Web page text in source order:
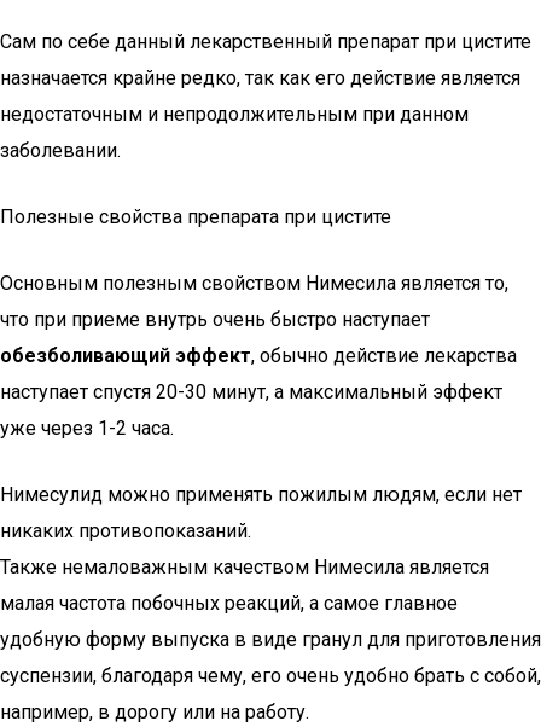
Сам по себе данный лекарственный препарат при цистите
назначается крайне редко, так как его действие является
недостаточным и непродолжительным при данном
заболевании.
Полезные свойства препарата при цистите
Основным полезным свойством Нимесила является то,
что при приеме внутрь очень быстро наступает
обезболивающий эффект, обычно действие лекарства
наступает спустя 20-30 минут, а максимальный эффект
уже через 1-2 часа.
Нимесулид можно применять пожилым людям, если нет
никаких противопоказаний.
Также немаловажным качеством Нимесила является
малая частота побочных реакций, а самое главное
удобную форму выпуска в виде гранул для приготовления
суспензии, благодаря чему, его очень удобно брать с собой,
например, в дорогу или на работу.